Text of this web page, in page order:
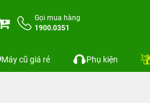
Gọi mua hàng
1900.0351
Máy cũ giá rẻ Phụ kiện